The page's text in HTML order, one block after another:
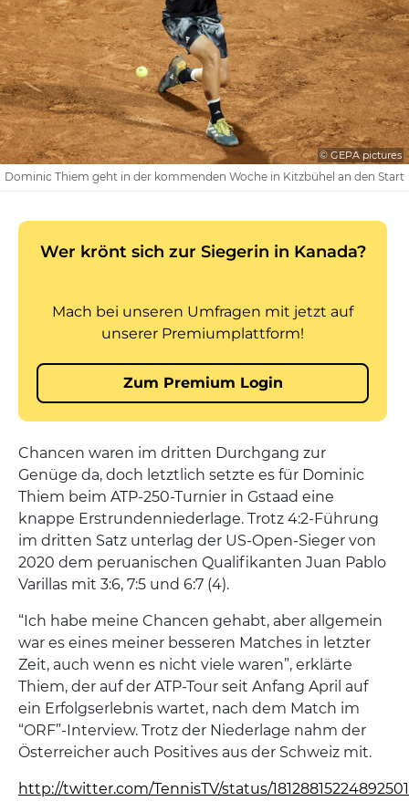
© GEPA pictures
Dominic Thiem geht in der kommenden Woche in Kitzbühel an den Start
Chancen waren im dritten Durchgang zur
Genüge da, doch letztlich setzte es für Dominic
Thiem beim ATP-250-Turnier in Gstaad eine
knappe Erstrundenniederlage. Trotz 4:2-Führung
im dritten Satz unterlag der US-Open-Sieger von
2020 dem peruanischen Qualifikanten Juan Pablo
Varillas mit 3:6, 7:5 und 6:7 (4).
“Ich habe meine Chancen gehabt, aber allgemein
war es eines meiner besseren Matches in letzter
Zeit, auch wenn es nicht viele waren”, erklärte
Thiem, der auf der ATP-Tour seit Anfang April auf
ein Erfolgserlebnis wartet, nach dem Match im
“ORF”-Interview. Trotz der Niederlage nahm der
Österreicher auch Positives aus der Schweiz mit.
http://twitter.com/TennisTV/status/